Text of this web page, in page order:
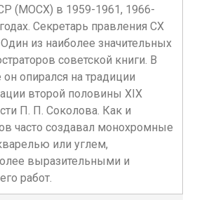
(МОСХ) в 1959-1961, 1966-
Секретарь правления СХ
из наиболее значительных
советской книги. В
опирался на традиции
второй половины XIX
П. П. Соколова. Как и
часто создавал монохромные
или углем,
выразительными и
работ.